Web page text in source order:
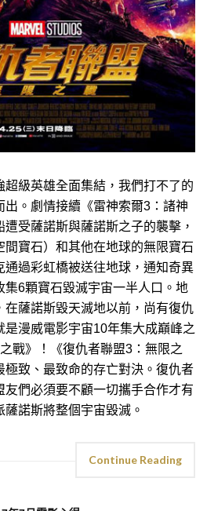
超級英雄全面集結，我們打不了的
。劇情接續《雷神索爾3：諸神
受薩諾斯與薩諾斯之子的襲擊，
寶石）和其他在地球的無限寶石
通過彩虹橋被送往地球，通知奇異
集6顆寶石毀滅宇宙一半人口。地
在薩諾斯毀天滅地以前，尚有復仇
漫威電影宇宙10年集大成巔峰之
戰》！《復仇者聯盟3：無限之
極致、最致命的存亡對決。復仇者
們必須要不顧一切攜手合作才有
諾斯將整個宇宙毀滅。
Continue Reading